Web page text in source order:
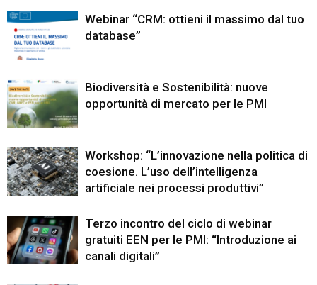
Webinar “CRM: ottieni il massimo dal tuo
database”
Biodiversità e Sostenibilità: nuove
opportunità di mercato per le PMI
Workshop: “L’innovazione nella politica di
coesione. L’uso dell’intelligenza
artificiale nei processi produttivi”
Terzo incontro del ciclo di webinar
gratuiti EEN per le PMI: “Introduzione ai
canali digitali”